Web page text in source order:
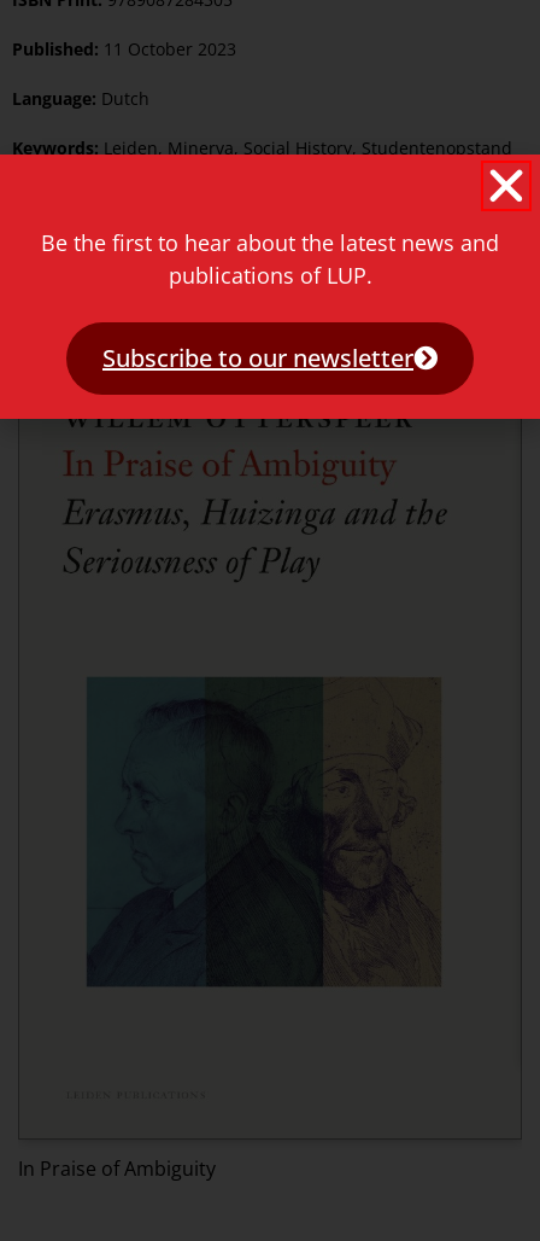
Published: 11 October 2023
Language: Dutch
Keywords: Leiden, Minerva, Social History, Studentenopstand
Price€ 12.95
Related products
In Praise of Ambiguity
Be the first to hear about the latest news and
publications of LUP.
Subscribe to our newsletter